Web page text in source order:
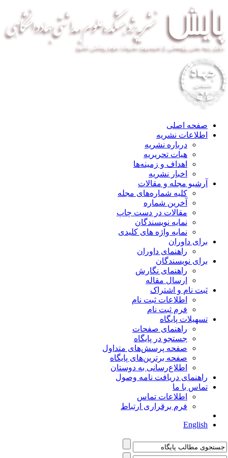
صفحه اصلی
اطلاعات نشریه
درباره نشریه
هیات تحریریه
اهداف و زمینه‌ها
اخبار نشریه
آرشیو مجله و مقالات
کلیه شماره‌های مجله
آخرین شماره
مقالات در دست چاپ
نمایه نویسندگان
نمایه واژه های کلیدی
برای داوران
راهنمای داوران
برای نویسندگان
راهنمای نگارش
ارسال مقاله
ثبت نام و اشتراک
اطلاعات ثبت نام
فرم ثبت نام
تسهیلات پایگاه
راهنمای صفحات
جستجو در پایگاه
صفحه پرسش‌های متداول
صفحه برترین‌های پایگاه
اطلاع‌رسانی به دوستان
راهنمای دریافت نامه وصول
تماس با ما
اطلاعات تماس
فرم برقراری ارتباط
English